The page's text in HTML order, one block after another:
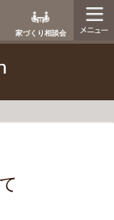
家づくり相談会